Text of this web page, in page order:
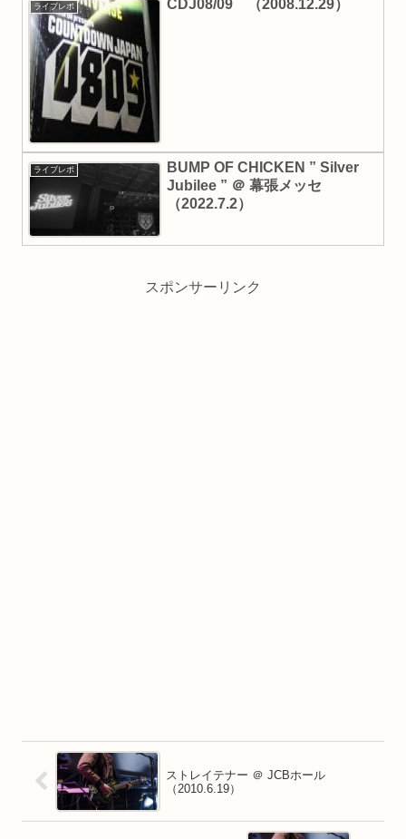
ライブレポ CDJ08/09 （2008.12.29）
ライブレポ
BUMP OF CHICKEN ” Silver
Jubilee ” ＠ 幕張メッセ
（2022.7.2）
スポンサーリンク
ストレイテナー ＠ JCBホール
（2010.6.19）